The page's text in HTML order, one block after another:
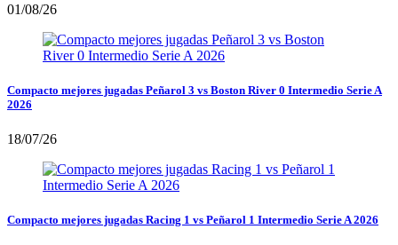
01/08/26
Compacto mejores jugadas Peñarol 3 vs Boston River 0 Intermedio Serie A
2026
18/07/26
Compacto mejores jugadas Racing 1 vs Peñarol 1 Intermedio Serie A 2026